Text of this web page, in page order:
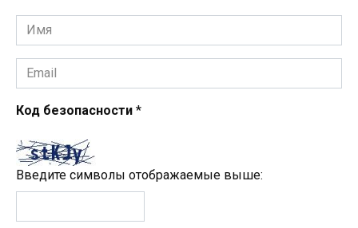
Имя
*
Email
*
Код безопасности *
Введите символы отображаемые выше: